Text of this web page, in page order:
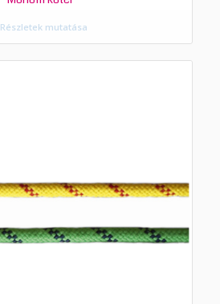
Részletek mutatása